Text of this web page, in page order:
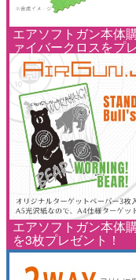
エアソフトガン本体
ァイバークロスをプ
エアソフトガン本体
を3枚プレゼント！